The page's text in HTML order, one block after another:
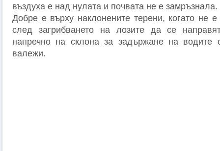
въздуха е над нулата и почвата не е замръзнала.
Добре е върху наклонените терени, когато не
след загрибването на лозите да се
напречно на склона за задържане на водите
валежи.